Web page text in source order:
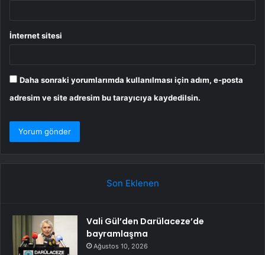
İnternet sitesi
Daha sonraki yorumlarımda kullanılması için adım, e-posta
adresim ve site adresim bu tarayıcıya kaydedilsin.
Son Eklenen
Vali Gül’den Darülaceze’de
bayramlaşma
Ağustos 10, 2026